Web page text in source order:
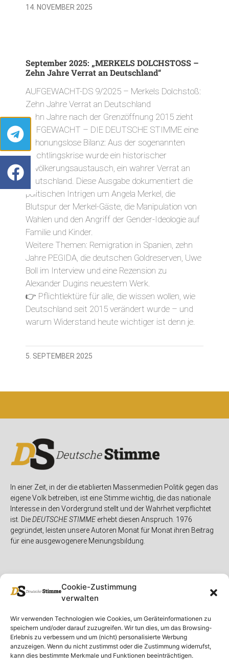
Cookie-Zustimmung
verwalten
Wir verwenden Technologien wie Cookies, um Geräteinformationen zu
speichern und/oder darauf zuzugreifen. Wir tun dies, um das Browsing-
Erlebnis zu verbessern und um (nicht) personalisierte Werbung
anzuzeigen. Wenn du nicht zustimmst oder die Zustimmung widerrufst,
kann dies bestimmte Merkmale und Funktionen beeinträchtigen.
14. NOVEMBER 2025
September 2025: „MERKELS DOLCHSTOSS –
Zehn Jahre Verrat an Deutschland“
AUFGEWACHT-DS 9/2025 – Merkels Dolchstoß:
Zehn Jahre Verrat an Deutschland
Zehn Jahre nach der Grenzöffnung 2015 zieht
AUFGEWACHT – DIE DEUTSCHE STIMME eine
schonungslose Bilanz: Aus der sogenannten
Flüchtlingskrise wurde ein historischer
Bevölkerungsaustausch, ein wahrer Verrat an
Deutschland. Diese Ausgabe dokumentiert die
politischen Intrigen um Angela Merkel, die
Blutspur der Merkel-Gäste, die Manipulation von
Wahlen und den Angriff der Gender-Ideologie auf
Familie und Kinder.
Weitere Themen: Remigration in Spanien, zehn
Jahre PEGIDA, die deutschen Goldreserven, Uwe
Boll im Interview und eine Rezension zu
Alexander Dugins neuestem Werk.
👉 Pflichtlektüre für alle, die wissen wollen, wie
Deutschland seit 2015 verändert wurde – und
warum Widerstand heute wichtiger ist denn je.
5. SEPTEMBER 2025
In einer Zeit, in der die etablierten Massenmedien Politik gegen das
eigene Volk betreiben, ist eine Stimme wichtig, die das nationale
Interesse in den Vordergrund stellt und der Wahrheit verpflichtet
ist. DieDEUTSCHE STIMMEerhebt diesen Anspruch. 1976
gegründet, leisten unsere Autoren Monat für Monat ihren Beitrag
für eine ausgewogenere Meinungsbildung.
Unser Magazin
Spenden
Ausgaben
Rubriken
Deutschland
Ausland
Rechtliches
Rechtliche Hinweise
Impressum
Datenschutzerklärung